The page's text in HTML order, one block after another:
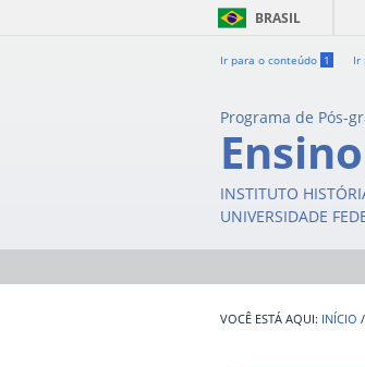
BRASIL
Ir para o conteúdo 1 Ir
Programa de Pós-
INSTITUTO
UNIVERSIDADE
INÍCIO /